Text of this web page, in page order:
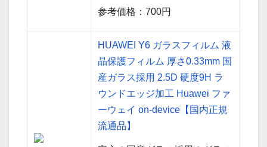
参考価格：700円
HUAWEI Y6 ガラスフィルム 液
晶保護フィルム 厚さ0.33mm 国
産ガラス採用 2.5D 硬度9H ラ
ウンドエッジ加工 Huawei ファ
ーウェイ on-device【国内正規
流通品】